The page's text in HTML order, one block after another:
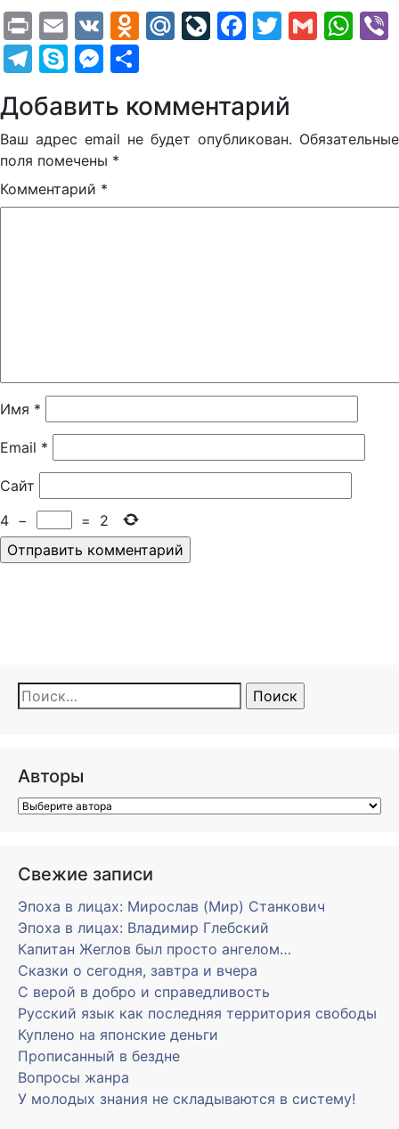
PrintEmail
VK Odnoklassniki
Mail.Ru
LiveJournal
Facebook
Twitter
Gmail
Telegram
SkypeMessenger
Добавить комментарий
Ваш адрес email не будет опубликован. Обязательные
поля помечены *
Комментарий *
Имя *
Email *
Сайт
4 − = 2
Найти:
Авторы
Свежие записи
Эпоха в лицах: Мирослав (Мир) Станкович
Эпоха в лицах: Владимир Глебский
Капитан Жеглов был просто ангелом…
Сказки о сегодня, завтра и вчера
С верой в добро и справедливость
Русский язык как последняя территория свободы
Куплено на японские деньги
Прописанный в бездне
Вопросы жанра
У молодых знания не складываются в систему!